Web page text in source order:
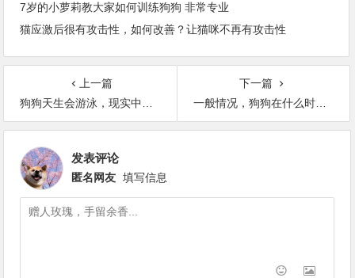
7岁的小萝莉教大家如何训练狗狗 非常专业
猫应激后很有攻击性，如何改善？让猫咪不再有攻击性
上一篇
狗狗天生会游泳，现实中真的是这样吗？
下一篇
一般情况，狗狗在什么时候遛合适？
发表评论
匿名网友 填写信息